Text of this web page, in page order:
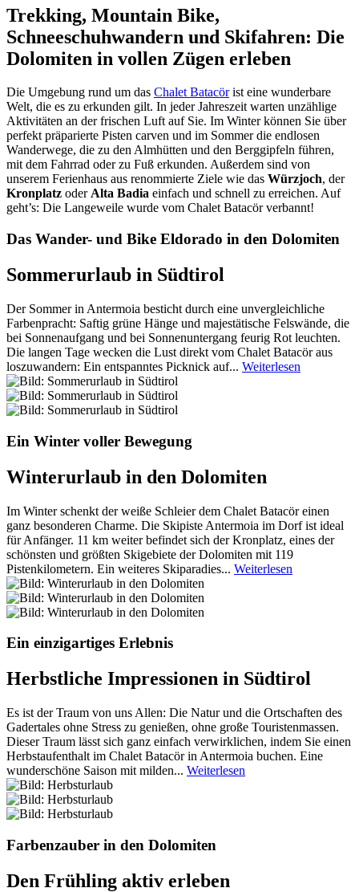
Trekking, Mountain Bike,
Schneeschuhwandern und Skifahren: Die
Dolomiten in vollen Zügen erleben
Die Umgebung rund um das Chalet Batacörist eine wunderbare
Welt, die es zu erkunden gilt. In jeder Jahreszeit warten unzählige
Aktivitäten an der frischen Luft auf Sie. Im Winter können Sie über
perfekt präparierte Pisten carven und im Sommer die endlosen
Wanderwege, die zu den Almhütten und den Berggipfeln führen,
mit dem Fahrrad oder zu Fuß erkunden. Außerdem sind von
unserem Ferienhaus aus renommierte Ziele wie das Würzjoch, der
Kronplatz oderAlta Badia einfach und schnell zu erreichen. Auf
geht’s: Die Langeweile wurde vom Chalet Batacör verbannt!
Das Wander- und Bike Eldorado in den Dolomiten
Sommerurlaub in Südtirol
Der Sommer in Antermoia besticht durch eine unvergleichliche
Farbenpracht: Saftig grüne Hänge und majestätische Felswände, die
bei Sonnenaufgang und bei Sonnenuntergang feurig Rot leuchten.
Die langen Tage wecken die Lust direkt vom Chalet Batacör aus
loszuwandern: Ein entspanntes Picknick auf... Weiterlesen
Ein Winter voller Bewegung
Winterurlaub in den Dolomiten
Im Winter schenkt der weiße Schleier dem Chalet Batacör einen
ganz besonderen Charme. Die Skipiste Antermoia im Dorf ist ideal
für Anfänger. 11 km weiter befindet sich der Kronplatz, eines der
schönsten und größten Skigebiete der Dolomiten mit 119
Pistenkilometern. Ein weiteres Skiparadies... Weiterlesen
Ein einzigartiges Erlebnis
Herbstliche Impressionen in Südtirol
Es ist der Traum von uns Allen: Die Natur und die Ortschaften des
Gadertales ohne Stress zu genießen, ohne große Touristenmassen.
Dieser Traum lässt sich ganz einfach verwirklichen, indem Sie einen
Herbstaufenthalt im Chalet Batacör in Antermoia buchen. Eine
wunderschöne Saison mit milden... Weiterlesen
Farbenzauber in den Dolomiten
Den Frühling aktiv erleben